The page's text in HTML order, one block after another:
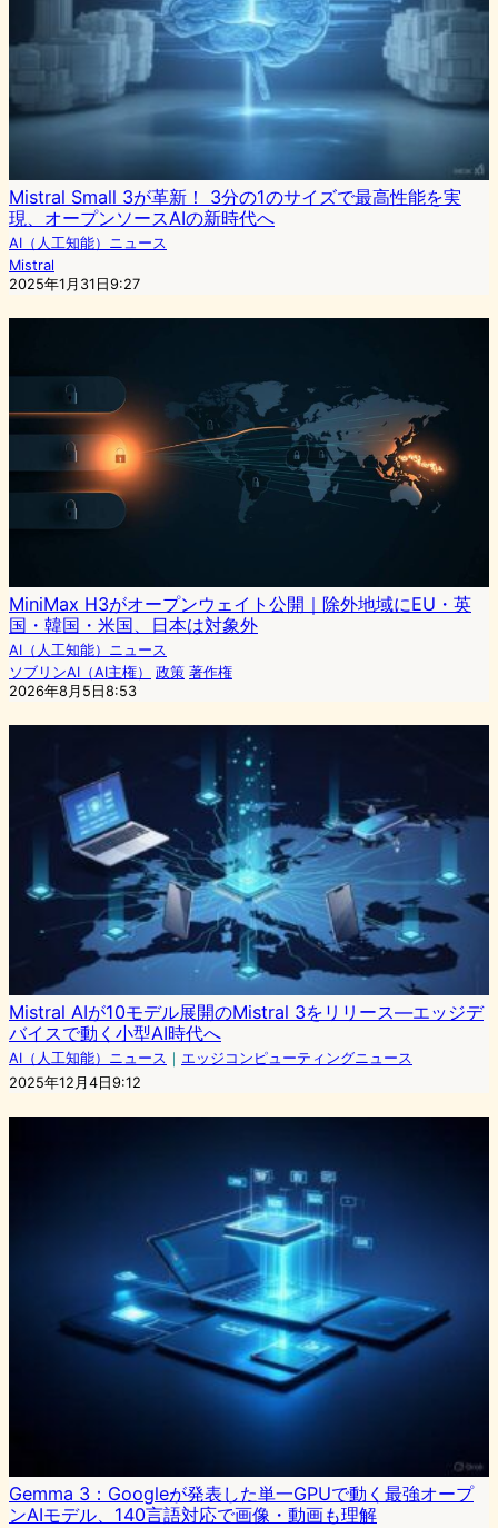
Mistral Small 3が革新！ 3分の1のサイズで最高性能を実
現、オープンソースAIの新時代へ
AI（人工知能）ニュース
Mistral
2025年1月31日9:27
MiniMax H3がオープンウェイト公開｜除外地域にEU・英
国・韓国・米国、日本は対象外
AI（人工知能）ニュース
ソブリンAI（AI主権）
政策 著作権
2026年8月5日8:53
Mistral AIが10モデル展開のMistral 3をリリース―エッジデ
バイスで動く小型AI時代へ
AI（人工知能）ニュース ｜ エッジコンピューティングニュース
2025年12月4日9:12
Gemma 3：Googleが発表した単一GPUで動く最強オープ
ンAIモデル、140言語対応で画像・動画も理解